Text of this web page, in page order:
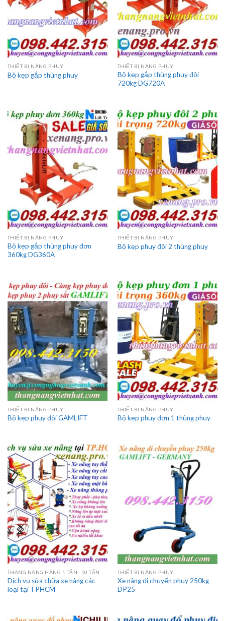
THIẾT BỊ NÂNG PHUY
Bộ kẹp gắp thùng phuy
THIẾT BỊ NÂNG PHUY
Bộ kẹp gắp thùng phuy đôi
720kg DG720A
THIẾT BỊ NÂNG PHUY
Bộ kẹp gắp thùng phuy đơn
360kg DG360A
THIẾT BỊ NÂNG PHUY
Bộ kẹp phuy đôi 2 thùng phuy
THIẾT BỊ NÂNG PHUY
Bộ kẹp phuy đôi GAMLIFT
THIẾT BỊ NÂNG PHUY
Bộ kẹp phuy đơn 1 thùng phuy
THANG NÂNG HÀNG 1 TẤN- 10 TẤN
Dịch vụ sửa chữa xe nâng các
loại tại TPHCM
THIẾT BỊ NÂNG PHUY
Xe nâng di chuyển phuy 250kg
DP25